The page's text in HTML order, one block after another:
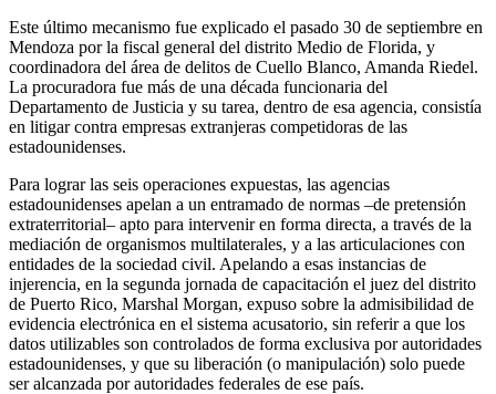
Este último mecanismo fue explicado el pasado 30 de septiembre en
Mendoza por la fiscal general del distrito Medio de Florida, y
coordinadora del área de delitos de Cuello Blanco, Amanda Riedel.
La procuradora fue más de una década funcionaria del
Departamento de Justicia y su tarea, dentro de esa agencia, consistía
en litigar contra empresas extranjeras competidoras de las
estadounidenses.
Para lograr las seis operaciones expuestas, las agencias
estadounidenses apelan a un entramado de normas –de pretensión
extraterritorial– apto para intervenir en forma directa, a través de la
mediación de organismos multilaterales, y a las articulaciones con
entidades de la sociedad civil. Apelando a esas instancias de
injerencia, en la segunda jornada de capacitación el juez del distrito
de Puerto Rico, Marshal Morgan, expuso sobre la admisibilidad de
evidencia electrónica en el sistema acusatorio, sin referir a que los
datos utilizables son controlados de forma exclusiva por autoridades
estadounidenses, y que su liberación (o manipulación) solo puede
ser alcanzada por autoridades federales de ese país.